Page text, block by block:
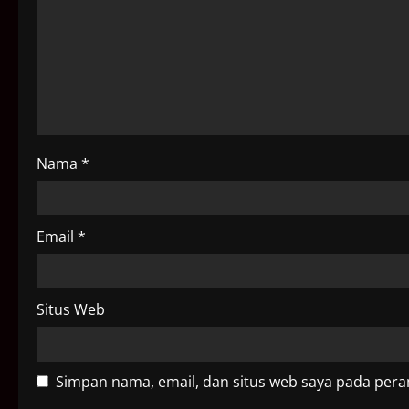
o
n
Nama *
Email *
Situs Web
Simpan nama, email, dan situs web saya pada